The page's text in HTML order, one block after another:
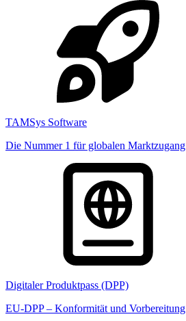
TAMSys Software
Die Nummer 1 für globalen Marktzugang
Digitaler Produktpass (DPP)
EU-DPP – Konformität und Vorbereitung